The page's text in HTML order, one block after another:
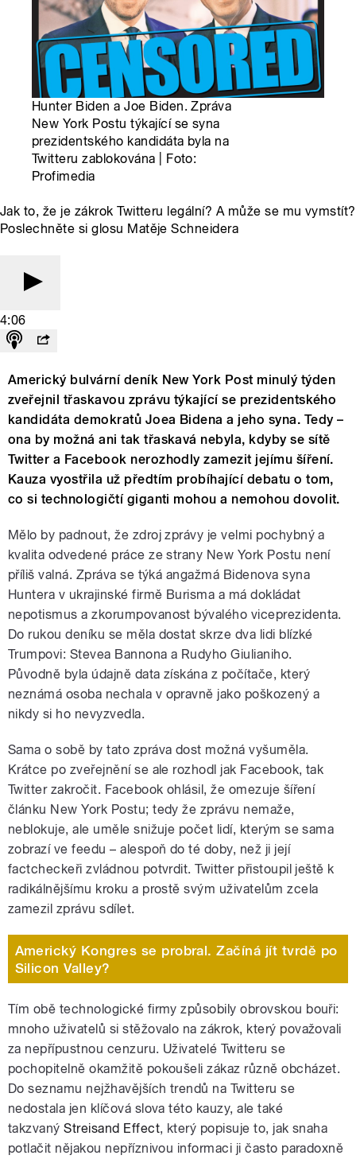
Hunter Biden a Joe Biden. Zpráva
New York Postu týkající se syna
prezidentského kandidáta byla na
Twitteru zablokována | Foto:
Profimedia
Jak to, že je zákrok Twitteru legální? A může se mu vymstít?
Poslechněte si glosu Matěje Schneidera
4:06
Americký bulvární deník New York Post minulý týden
zveřejnil třaskavou zprávu týkající se prezidentského
kandidáta demokratů Joea Bidena a jeho syna. Tedy –
ona by možná ani tak třaskavá nebyla, kdyby se sítě
Twitter a Facebook nerozhodly zamezit jejímu šíření.
Kauza vyostřila už předtím probíhající debatu o tom,
co si technologičtí giganti mohou a nemohou dovolit.
Mělo by padnout, že zdroj zprávy je velmi pochybný a
kvalita odvedené práce ze strany New York Postu není
příliš valná. Zpráva se týká angažmá Bidenova syna
Huntera v ukrajinské firmě Burisma a má dokládat
nepotismus a zkorumpovanost bývalého viceprezidenta.
Do rukou deníku se měla dostat skrze dva lidi blízké
Trumpovi: Stevea Bannona a Rudyho Giulianiho.
Původně byla údajně data získána z počítače, který
neznámá osoba nechala v opravně jako poškozený a
nikdy si ho nevyzvedla.
Sama o sobě by tato zpráva dost možná vyšuměla.
Krátce po zveřejnění se ale rozhodl jak Facebook, tak
Twitter zakročit. Facebook ohlásil, že omezuje šíření
článku New York Postu; tedy že zprávu nemaže,
neblokuje, ale uměle snižuje počet lidí, kterým se sama
zobrazí ve feedu – alespoň do té doby, než ji její
factcheckeři zvládnou potvrdit. Twitter přistoupil ještě k
radikálnějšímu kroku a prostě svým uživatelům zcela
zamezil zprávu sdílet.
Americký Kongres se probral. Začíná jít tvrdě po
Silicon Valley?
Tím obě technologické firmy způsobily obrovskou bouři:
mnoho uživatelů si stěžovalo na zákrok, který považovali
za nepřípustnou cenzuru. Uživatelé Twitteru se
pochopitelně okamžitě pokoušeli zákaz různě obcházet.
Do seznamu nejžhavějších trendů na Twitteru se
nedostala jen klíčová slova této kauzy, ale také
takzvanýStreisand Effect, který popisuje to, jak snaha
potlačit nějakou nepříznivou informaci ji často paradoxně